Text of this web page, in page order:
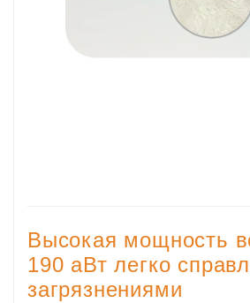
Высокая мощность
190 аВт легко
загрязнениями